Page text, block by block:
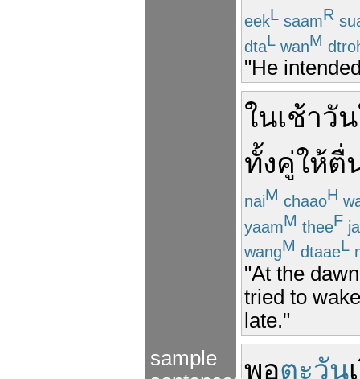
sample
eekL saamR
dtaL wanM
"He
ในเช้าวัน
ทั้งคู่ให้ตื่
naiM chaaoH
yaamM theeF ja
wangM dtaaeL
"At the
tried to
late."
พอตะวัน